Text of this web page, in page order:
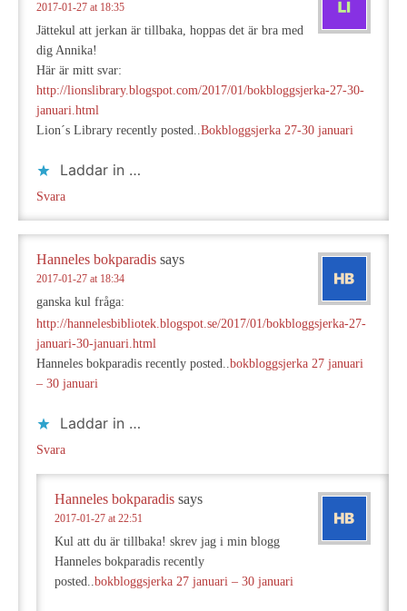
2017-01-27 at 18:35
Jättekul att jerkan är tillbaka, hoppas det är bra med
dig Annika!
Här är mitt svar:
http://lionslibrary.blogspot.com/2017/01/bokbloggsjerka-27-30-
januari.html
Lion´s Library recently posted..Bokbloggsjerka 27-30 januari
Laddar in …
Svara
Hanneles bokparadis says
2017-01-27 at 18:34
ganska kul fråga:
http://hannelesbibliotek.blogspot.se/2017/01/bokbloggsjerka-27-
januari-30-januari.html
Hanneles bokparadis recently posted..bokbloggsjerka 27 januari
– 30 januari
Laddar in …
Svara
Hanneles bokparadis says
2017-01-27 at 22:51
Kul att du är tillbaka! skrev jag i min blogg
Hanneles bokparadis recently
posted..bokbloggsjerka 27 januari – 30 januari